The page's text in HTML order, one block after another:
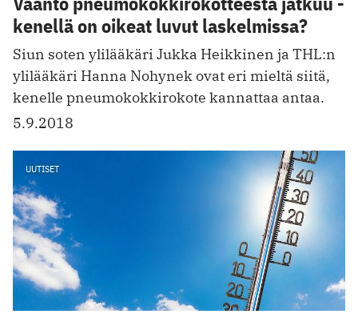
kenellä on oikeat luvut laskelmissa?
Siun soten ylilääkäri Jukka Heikkinen ja THL:n
ylilääkäri Hanna Nohynek ovat eri mieltä siitä,
kenelle pneumokokkirokote kannattaa antaa.
5.9.2018
UUTISET